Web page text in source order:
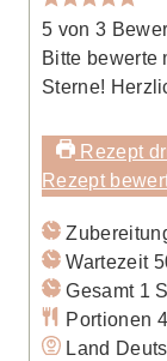
5 von 3
Bitte bewerte
Sterne!
Rezept
Rezept
Wartezeit
Gesamt 1
Portionen 4
Land